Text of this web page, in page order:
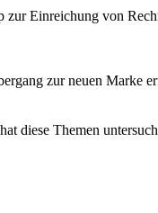
Einreichung von
zur neuen Marke
diese Themen